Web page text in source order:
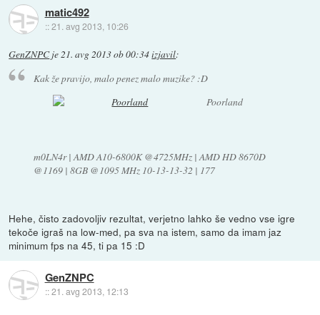
matic492
::21. avg 2013, 10:26
GenZNPCje21. avg 2013 ob 00:34izjavil:
Kak že pravijo, malo penez malo muzike? :D
Poorland
m0LN4r | AMD A10-6800K @4725MHz | AMD HD 8670D
@1169 | 8GB @1095 MHz 10-13-13-32 | 177
Hehe, čisto zadovoljiv rezultat, verjetno lahko še vedno vse igre
tekoče igraš na low-med, pa sva na istem, samo da imam jaz
minimum fps na 45, ti pa 15 :D
GenZNPC
::21. avg 2013, 12:13